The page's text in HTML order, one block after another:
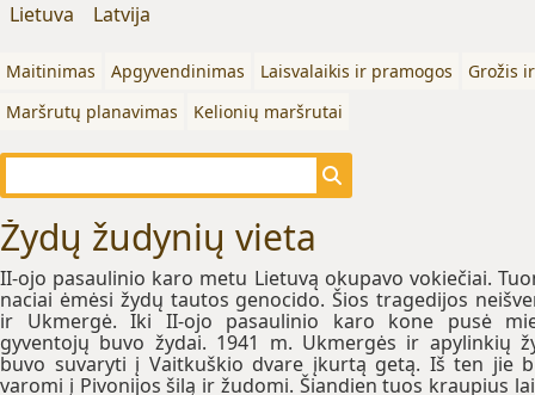
Lietuva Latvija
Maitinimas Apgyvendinimas Laisvalaikis ir pramogos
Grožis
Maršrutų planavimas
Kelionių maršrutai
Žydų žudynių vieta
II-ojo pasaulinio karo metu Lietuvą okupavo vokiečiai.
naciai ėmėsi žydų tautos genocido. Šios tragedijos
ir Ukmergė. Iki II-ojo pasaulinio karo kone pusė
gyventojų buvo žydai. 1941 m. Ukmergės ir apylinkių
buvo suvaryti į Vaitkuškio dvare įkurtą getą. Iš ten jie
varomi į Pivonijos šilą ir žudomi. Šiandien tuos kraupius